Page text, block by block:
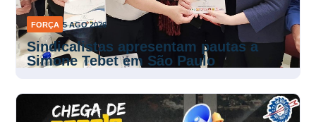
FORÇA 5 AGO 2026
Sindicalistas apresentam pautas a
Simone Tebet em São Paulo